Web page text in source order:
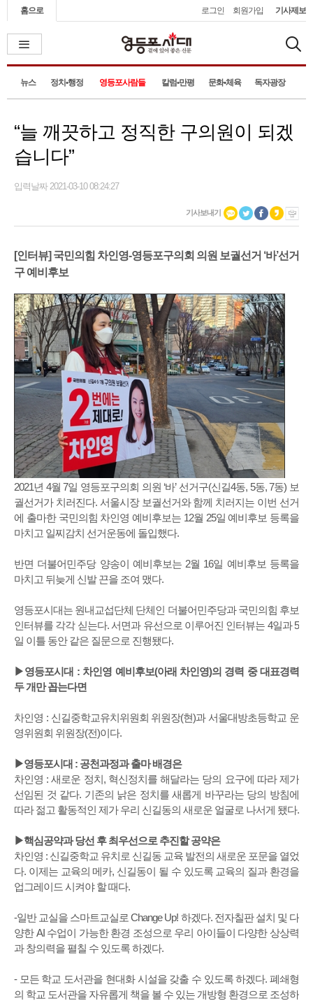
홈으로 로그인 회원가입 기사제보
뉴스 정치•행정 영등포사람들 칼럼•만평 문화•체육 독자광장
“늘 깨끗하고 정직한 구의원이 되겠
습니다”
입력날짜 2021-03-10 08:24:27
기사보내기
[인터뷰] 국민의힘 차인영-영등포구의회 의원 보궐선거 ‘바’선거
구 예비후보
2021년 4월 7일 영등포구의회 의원 ‘바’ 선거구(신길4동, 5동, 7동) 보
궐선거가 치러진다. 서울시장 보궐선거와 함께 치러지는 이번 선거
에 출마한 국민의힘 차인영 예비후보는 12월 25일 예비후보 등록을
마치고 일찌감치 선거운동에 돌입했다.
반면 더불어민주당 양송이 예비후보는 2월 16일 예비후보 등록을
마치고 뒤늦게 신발 끈을 조여 맸다.
영등포시대는 원내교섭단체 단체인 더불어민주당과 국민의힘 후보
인터뷰를 각각 싣는다. 서면과 유선으로 이루어진 인터뷰는 4일과 5
일 이틀 동안 같은 질문으로 진행됐다.
▶영등포시대 : 차인영 예비후보(아래 차인영)의 경력 중 대표경력
두 개만 꼽는다면
차인영 : 신길중학교유치위원회 위원장(현)과 서울대방초등학교 운
영위원회 위원장(전)이다.
▶영등포시대 : 공천과정과 출마 배경은
차인영 : 새로운 정치, 혁신정치를 해달라는 당의 요구에 따라 제가
선임된 것 같다. 기존의 낡은 정치를 새롭게 바꾸라는 당의 방침에
따라 젊고 활동적인 제가 우리 신길동의 새로운 얼굴로 나서게 됐다.
▶핵심공약과 당선 후 최우선으로 추진할 공약은
차인영 : 신길중학교 유치로 신길동 교육 발전의 새로운 포문을 열었
다. 이제는 교육의 메카, 신길동이 될 수 있도록 교육의 질과 환경을
업그레이드 시켜야 할 때다.
-일반 교실을 스마트교실로 Change Up! 하겠다. 전자칠판 설치 및 다
양한 AI 수업이 가능한 환경 조성으로 우리 아이들이 다양한 상상력
과 창의력을 펼칠 수 있도록 하겠다.
- 모든 학교 도서관을 현대화 시설을 갖출 수 있도록 하겠다. 폐쇄형
의 학교 도서관을 자유롭게 책을 볼 수 있는 개방형 환경으로 조성하